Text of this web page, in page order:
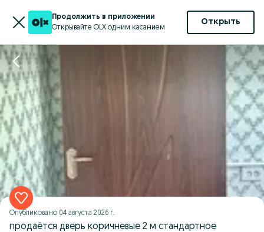
Продолжить в приложении
Открывайте OLX одним касанием
Открыть
Опубликовано 04 августа 2026 г.
продаётся дверь коричневые 2 м стандартное